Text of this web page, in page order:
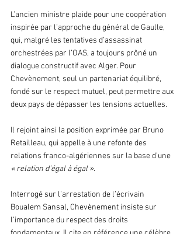
L’ancien ministre plaide pour une coopération
inspirée par l’approche du général de Gaulle,
qui, malgré les tentatives d’assassinat
orchestrées par l’OAS, a toujours prôné un
dialogue constructif avec Alger. Pour
Chevènement, seul un partenariat équilibré,
fondé sur le respect mutuel, peut permettre aux
deux pays de dépasser les tensions actuelles.
Il rejoint ainsi la position exprimée par Bruno
Retailleau, qui appelle à une refonte des
relations franco-algériennes sur la base d’une
« relation d’égal à égal ».
Interrogé sur l’arrestation de l’écrivain
Boualem Sansal, Chevènement insiste sur
l’importance du respect des droits